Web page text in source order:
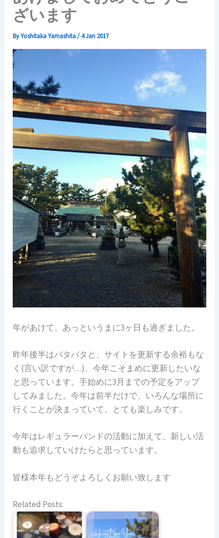
ざいます
ByYoshitaka Yamashita/4 Jan 2017
年があけて、あっというまに3ヶ日も過ぎました。
昨年後半はバタバタと、サイトを更新する余裕もな
く(言い訳ですが…)、今年こそまめに更新したいな
と思っています。手始めに3月までの予定をアップ
してみました。今年は前半だけで、いろんな場所に
行くことが決まっていて、とても楽しみです。
今年はレギュラーバンドの活動に加えて、新しい活
動も追求していけたらと思っています。
皆様本年もどうぞよろしくお願い致します
Related Posts: